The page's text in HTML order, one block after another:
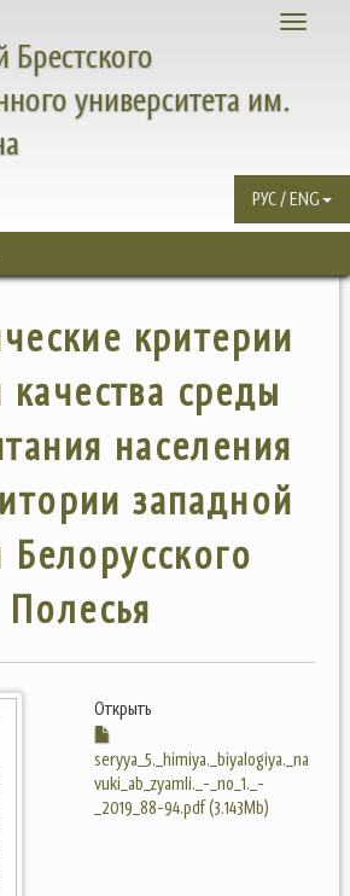
Toggle
Брестского
университета им.
РУС / ENG
критерии
среды
населения
западной
Белорусского
Полесья
Открыть
seryya_5._himiya._biyalogiya._na
vuki_ab_zyamli._-_no_1._-
_2019_88-94.pdf (3.143Mb)